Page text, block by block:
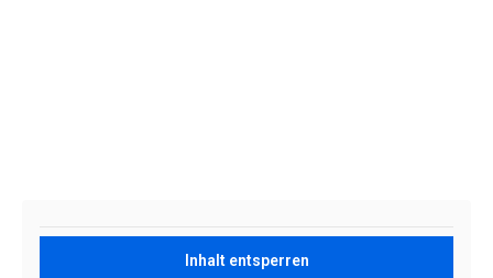
Inhalt entsperren